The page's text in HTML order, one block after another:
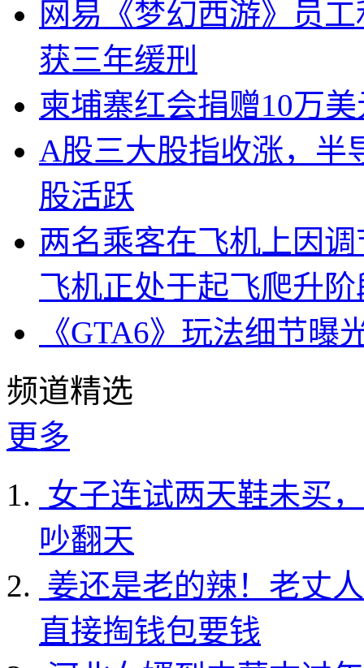
网易《梦幻西游》员
获三年缓刑
柬埔寨红会捐赠10万
A股三大股指收涨，半
股活跃
两名乘客在飞机上因
飞机正处于起飞爬升阶
《GTA6》玩法细节
频道精选
更多
女子连试两天鞋未买
吵翻天
姜还是老的辣！老丈
直接掏钱包要钱